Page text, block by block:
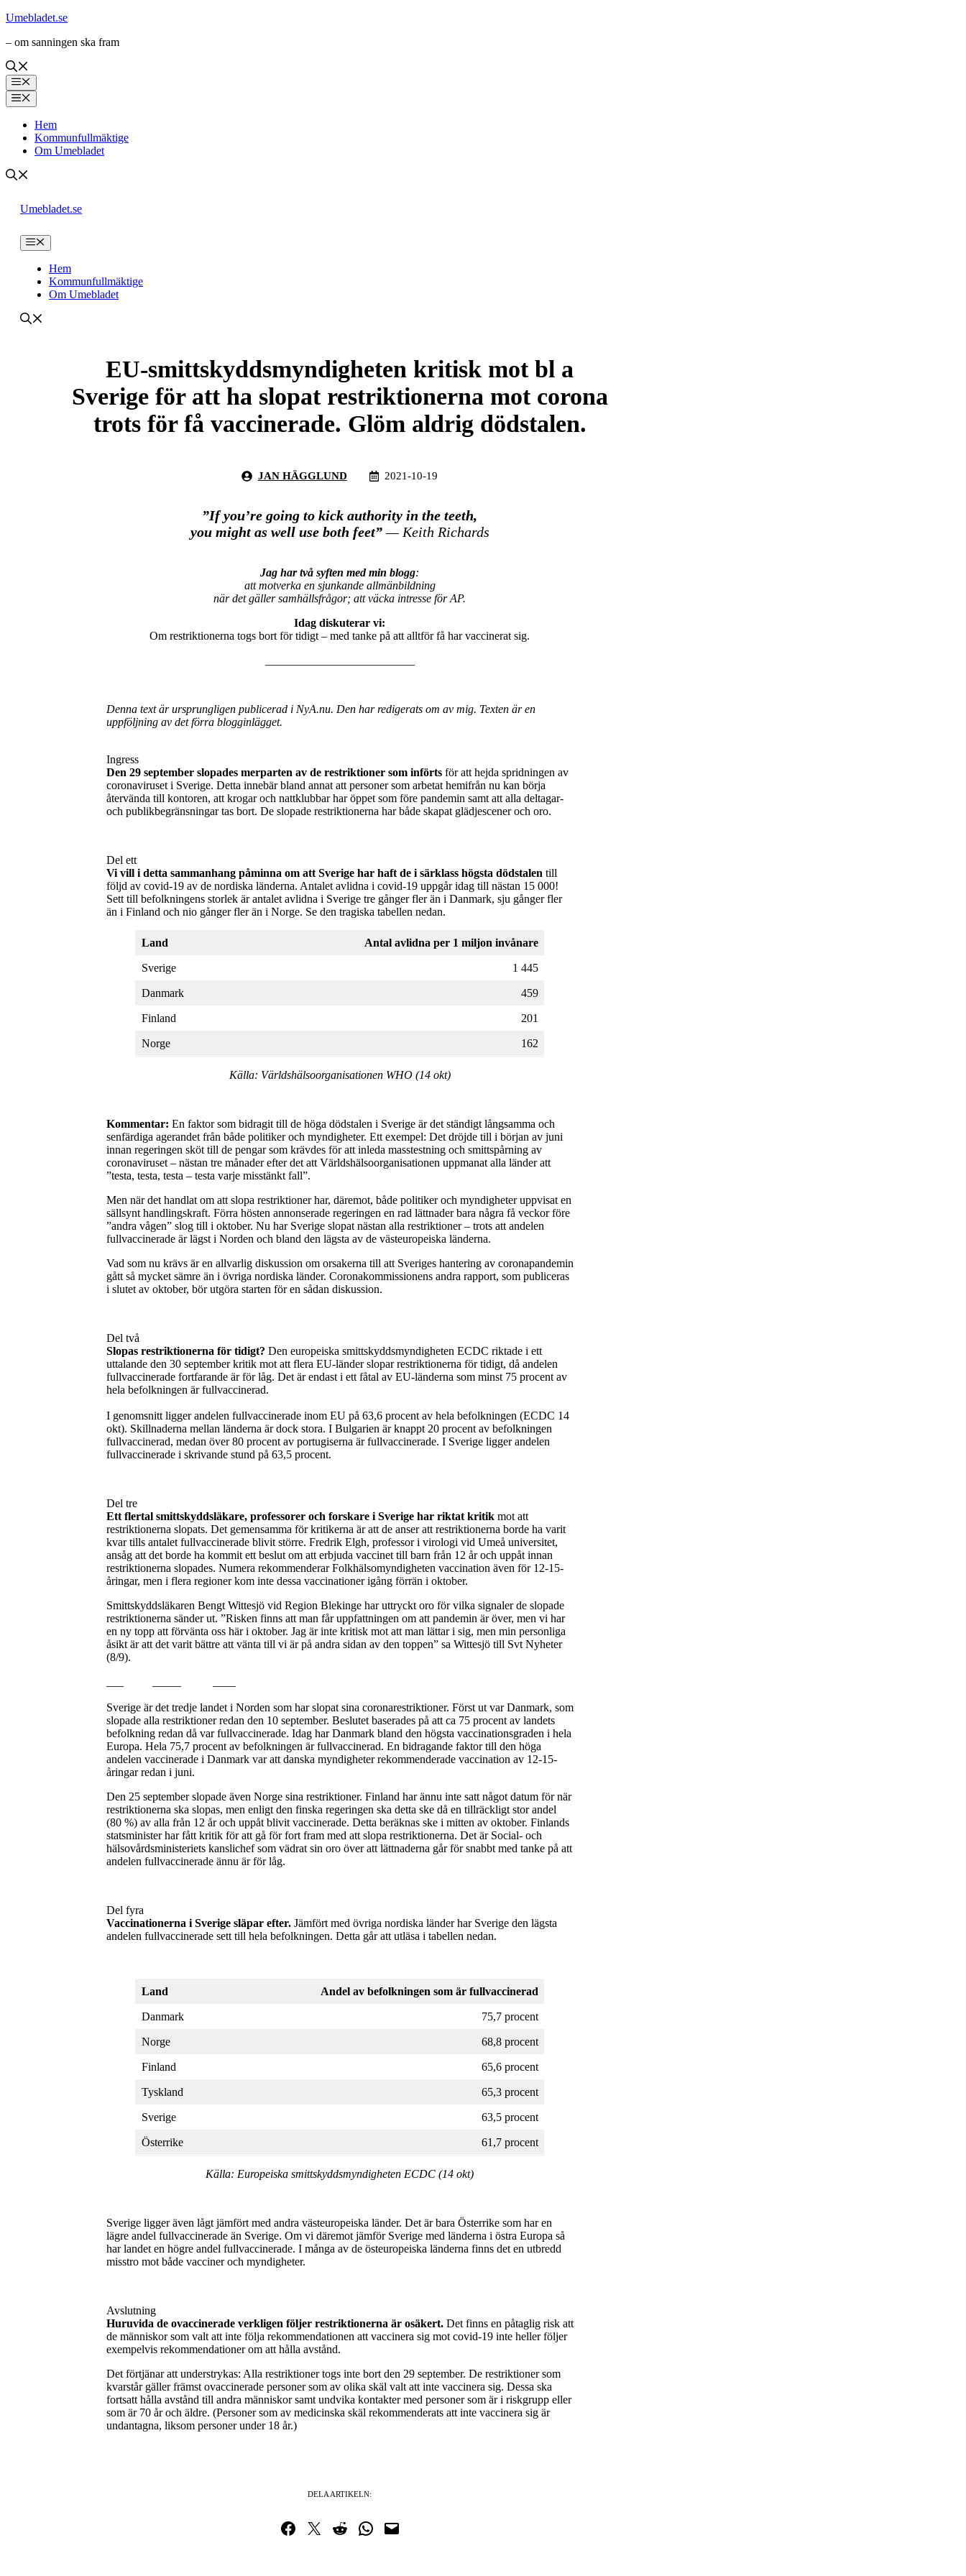
Hoppa
innehåll
Umebladet.se
– om sanningen ska fram
Meny
Meny
Hem
Kommunfullmäktige
Om Umebladet
Umebladet.se
Meny
Hem
Kommunfullmäktige
Om Umebladet
EU-smittskyddsmyndigheten kritisk mot bl a
Sverige för att ha slopat restriktionerna mot corona
trots för få vaccinerade. Glöm aldrig dödstalen.
JAN HÄGGLUND 2021-10-19
”If you’re going to kick authority in the teeth,
you might as well use both feet”— Keith Richards
Jag har två syften med min blogg:
att motverka en sjunkande allmänbildning
när det gäller samhällsfrågor; att väcka intresse för AP.
Idag diskuterar vi:
Om restriktionerna togs bort för tidigt – med tanke på att alltför få har vaccinerat sig.
Denna text är ursprungligen publicerad i NyA.nu. Den har redigerats om av mig. Texten är en
uppföljning av det förra blogginlägget.
Ingress
Den 29 september slopades merparten av de restriktioner som införts för att hejda spridningen av
coronaviruset i Sverige. Detta innebär bland annat att personer som arbetat hemifrån nu kan börja
återvända till kontoren, att krogar och nattklubbar har öppet som före pandemin samt att alla deltagar-
och publikbegränsningar tas bort. De slopade restriktionerna har både skapat glädjescener och oro.
Del ett
Vi vill i detta sammanhang påminna om att Sverige har haft de i särklass högsta dödstalen till
följd av covid-19 av de nordiska länderna. Antalet avlidna i covid-19 uppgår idag till nästan 15 000!
Sett till befolkningens storlek är antalet avlidna i Sverige tre gånger fler än i Danmark, sju gånger fler
än i Finland och nio gånger fler än i Norge. Se den tragiska tabellen nedan.
Land Antal avlidna per 1 miljon invånare
Sverige 1 445
Danmark 459
Finland 201
Norge 162
Källa: Världshälsoorganisationen WHO (14 okt)
Kommentar: En faktor som bidragit till de höga dödstalen i Sverige är det ständigt långsamma och
senfärdiga agerandet från både politiker och myndigheter. Ett exempel: Det dröjde till i början av juni
innan regeringen sköt till de pengar som krävdes för att inleda masstestning och smittspårning av
coronaviruset – nästan tre månader efter det att Världshälsoorganisationen uppmanat alla länder att
”testa, testa, testa – testa varje misstänkt fall”.
Men när det handlat om att slopa restriktioner har, däremot, både politiker och myndigheter uppvisat en
sällsynt handlingskraft. Förra hösten annonserade regeringen en rad lättnader bara några få veckor före
”andra vågen” slog till i oktober. Nu har Sverige slopat nästan alla restriktioner – trots att andelen
fullvaccinerade är lägst i Norden och bland den lägsta av de västeuropeiska länderna.
Vad som nu krävs är en allvarlig diskussion om orsakerna till att Sveriges hantering av coronapandemin
gått så mycket sämre än i övriga nordiska länder. Coronakommissionens andra rapport, som publiceras
i slutet av oktober, bör utgöra starten för en sådan diskussion.
Del två
Slopas restriktionerna för tidigt? Den europeiska smittskyddsmyndigheten ECDC riktade i ett
uttalande den 30 september kritik mot att flera EU-länder slopar restriktionerna för tidigt, då andelen
fullvaccinerade fortfarande är för låg. Det är endast i ett fåtal av EU-länderna som minst 75 procent av
hela befolkningen är fullvaccinerad.
I genomsnitt ligger andelen fullvaccinerade inom EU på 63,6 procent av hela befolkningen (ECDC 14
okt). Skillnaderna mellan länderna är dock stora. I Bulgarien är knappt 20 procent av befolkningen
fullvaccinerad, medan över 80 procent av portugiserna är fullvaccinerade. I Sverige ligger andelen
fullvaccinerade i skrivande stund på 63,5 procent.
Del tre
Ett flertal smittskyddsläkare, professorer och forskare i Sverige har riktat kritikmot att
restriktionerna slopats. Det gemensamma för kritikerna är att de anser att restriktionerna borde ha varit
kvar tills antalet fullvaccinerade blivit större. Fredrik Elgh, professor i virologi vid Umeå universitet,
ansåg att det borde ha kommit ett beslut om att erbjuda vaccinet till barn från 12 år och uppåt innan
restriktionerna slopades. Numera rekommenderar Folkhälsomyndigheten vaccination även för 12-15-
åringar, men i flera regioner kom inte dessa vaccinationer igång förrän i oktober.
Smittskyddsläkaren Bengt Wittesjö vid Region Blekinge har uttryckt oro för vilka signaler de slopade
restriktionerna sänder ut. ”Risken finns att man får uppfattningen om att pandemin är över, men vi har
en ny topp att förvänta oss här i oktober. Jag är inte kritisk mot att man lättar i sig, men min personliga
åsikt är att det varit bättre att vänta till vi är på andra sidan av den toppen” sa Wittesjö till Svt Nyheter
(8/9).
Sverige är det tredje landet i Norden som har slopat sina coronarestriktioner. Först ut var Danmark, som
slopade alla restriktioner redan den 10 september. Beslutet baserades på att ca 75 procent av landets
befolkning redan då var fullvaccinerade. Idag har Danmark bland den högsta vaccinationsgraden i hela
Europa. Hela 75,7 procent av befolkningen är fullvaccinerad. En bidragande faktor till den höga
andelen vaccinerade i Danmark var att danska myndigheter rekommenderade vaccination av 12-15-
åringar redan i juni.
Den 25 september slopade även Norge sina restriktioner. Finland har ännu inte satt något datum för när
restriktionerna ska slopas, men enligt den finska regeringen ska detta ske då en tillräckligt stor andel
(80 %) av alla från 12 år och uppåt blivit vaccinerade. Detta beräknas ske i mitten av oktober. Finlands
statsminister har fått kritik för att gå för fort fram med att slopa restriktionerna. Det är Social- och
hälsovårdsministeriets kanslichef som vädrat sin oro över att lättnaderna går för snabbt med tanke på att
andelen fullvaccinerade ännu är för låg.
Del fyra
Vaccinationerna i Sverige släpar efter.Jämfört med övriga nordiska länder har Sverige den lägsta
andelen fullvaccinerade sett till hela befolkningen. Detta går att utläsa i tabellen nedan.
Land Andel av befolkningen som är fullvaccinerad
Danmark 75,7 procent
Norge 68,8 procent
Finland 65,6 procent
Tyskland 65,3 procent
Sverige 63,5 procent
Österrike 61,7 procent
Källa: Europeiska smittskyddsmyndigheten ECDC (14 okt)
Sverige ligger även lågt jämfört med andra västeuropeiska länder. Det är bara Österrike som har en
lägre andel fullvaccinerade än Sverige. Om vi däremot jämför Sverige med länderna i östra Europa så
har landet en högre andel fullvaccinerade. I många av de östeuropeiska länderna finns det en utbredd
misstro mot både vacciner och myndigheter.
Avslutning
Huruvida de ovaccinerade verkligen följer restriktionerna är osäkert.Det finns en påtaglig risk att
de människor som valt att inte följa rekommendationen att vaccinera sig mot covid-19 inte heller följer
exempelvis rekommendationer om att hålla avstånd.
Det förtjänar att understrykas: Alla restriktioner togs inte bort den 29 september. De restriktioner som
kvarstår gäller främst ovaccinerade personer som av olika skäl valt att inte vaccinera sig. Dessa ska
fortsatt hålla avstånd till andra människor samt undvika kontakter med personer som är i riskgrupp eller
som är 70 år och äldre. (Personer som av medicinska skäl rekommenderats att inte vaccinera sig är
undantagna, liksom personer under 18 år.)
DELA ARTIKELN:
Dela på Facebook
Dela på TwitterDela på RedditDela i WhatsApp
Maila en länk